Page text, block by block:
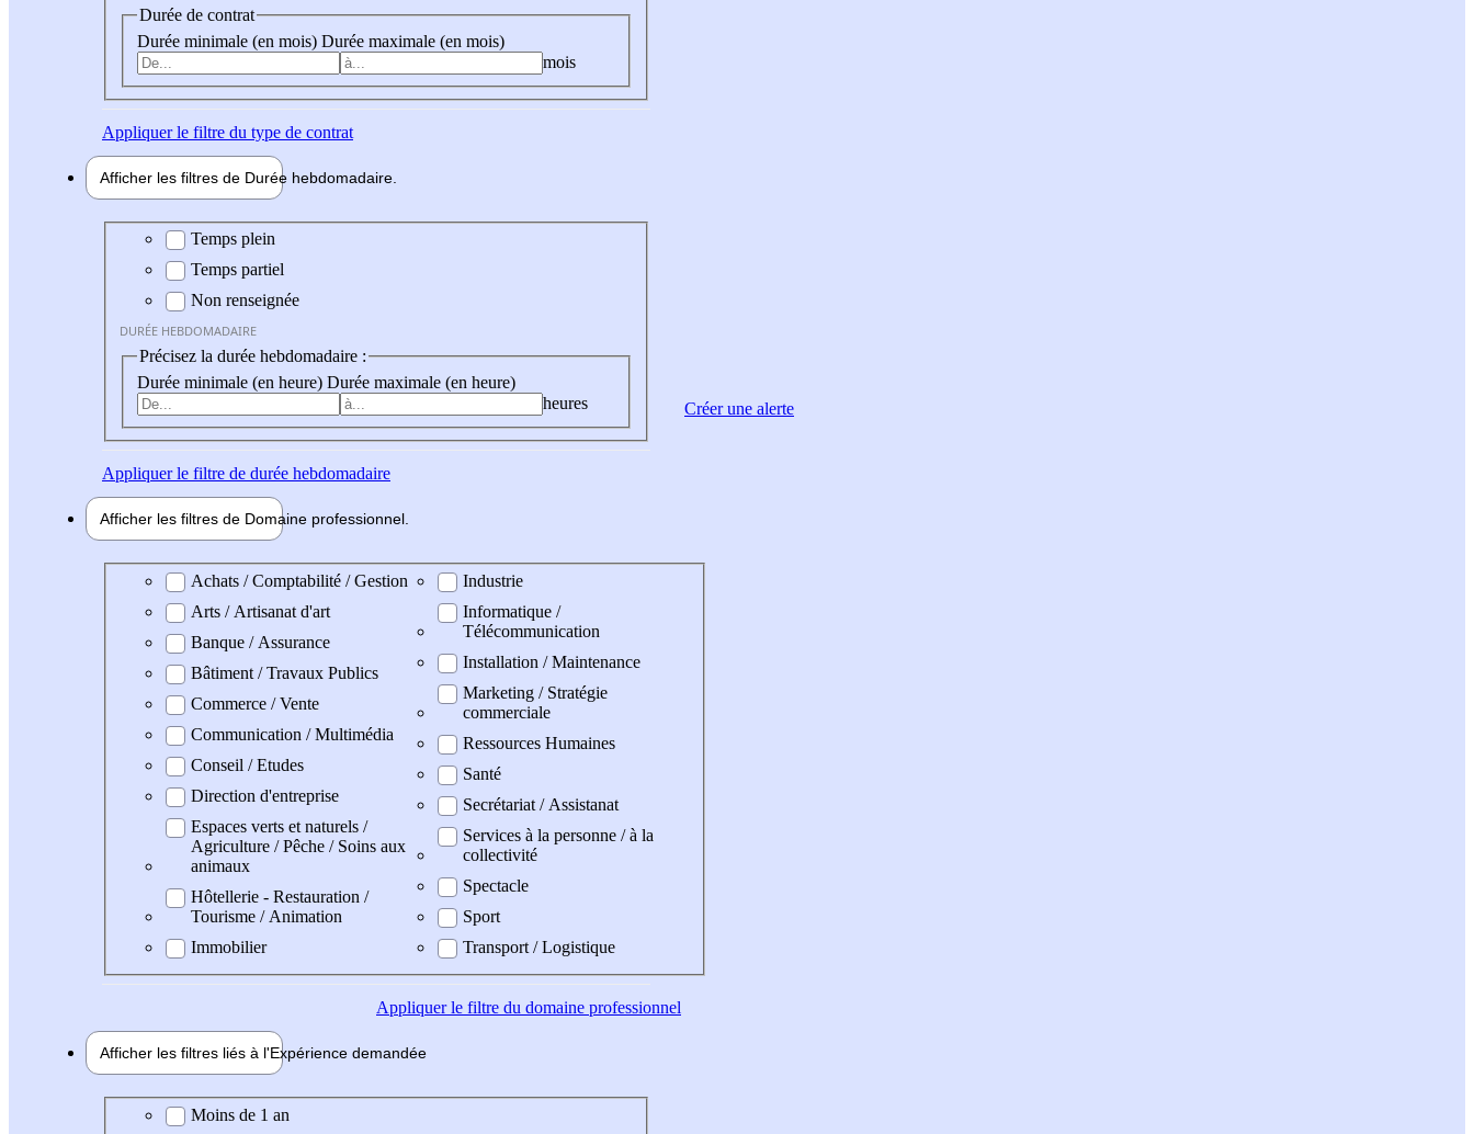
Durée de contrat
Durée minimale (en mois) Durée maximale (en mois)
mois
Appliquerle filtre du type de contrat
Afficher les filtres de Durée hebdomadaire
Durée hebdomadaire
Temps plein
Temps partiel
Non renseignée
DURÉE HEBDOMADAIRE
Précisez la durée hebdomadaire :
Durée minimale (en heure) Durée maximale (en heure)
heures
Appliquerle filtre de durée hebdomadaire
Afficher les filtres de Domaine professionnel
Domaine professionel
Achats / Comptabilité / Gestion
Arts / Artisanat d'art
Banque / Assurance
Bâtiment / Travaux Publics
Commerce / Vente
Communication / Multimédia
Conseil / Etudes
Direction d'entreprise
Espaces verts et naturels /
Agriculture / Pêche / Soins aux
animaux
Hôtellerie - Restauration /
Tourisme / Animation
Immobilier
Industrie
Informatique /
Télécommunication
Installation / Maintenance
Marketing / Stratégie
commerciale
Ressources Humaines
Santé
Secrétariat / Assistanat
Services à la personne / à la
collectivité
Spectacle
Sport
Transport / Logistique
Appliquerle filtre du domaine professionnel
Afficher les filtres liés à l'Expérience demandée
Expérience demandée
Moins de 1 an
Créer une alerte